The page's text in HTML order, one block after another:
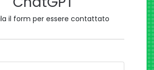
il form per essere contattato